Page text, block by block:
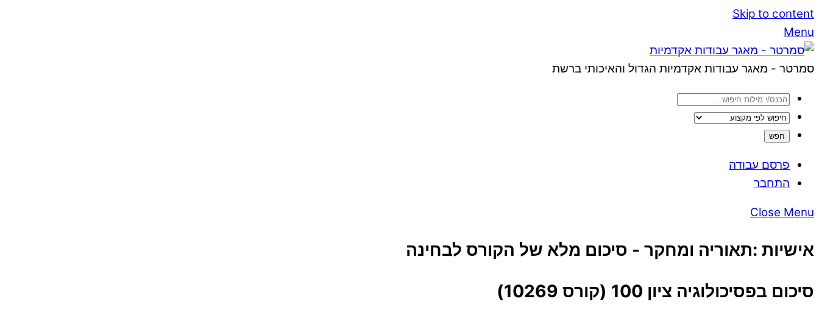
Skip to content
Menu
סמרטר - מאגר עבודות אקדמיות הגדול והאיכותי ברשת
פרסם עבודה
התחבר
Close Menu
אישיות :תאוריה ומחקר - סיכום מלא של הקורס לבחינה
סיכום בפסיכולוגיה ציון 100 (קורס 10269)